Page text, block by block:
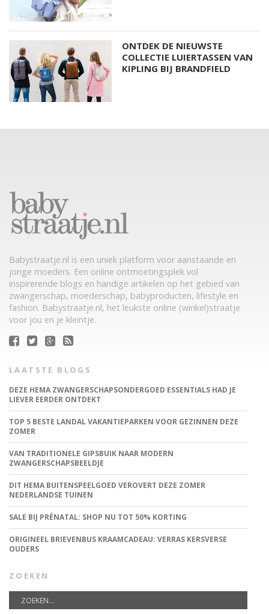
ONTDEK DE NIEUWSTE
COLLECTIE LUIERTASSEN VAN
KIPLING BIJ BRANDFIELD
Babystraatje.nl is een uniek platform voor aanstaande en
jonge moeders. Een online ontmoetingsplek vol
inspirerende blogs en handige artikelen op het gebied van
zwangerschap, moederschap, babyproducten, lifestyle en
fashion. Babystraatje.nl, het leukste online (winkel)straatje
voor jou en je kleintje.
LAATSTE BLOGS
DEZE HEMA ZWANGERSCHAPSONDERGOED ESSENTIALS HAD JE
LIEVER EERDER ONTDEKT
TOP 5 BESTE LANDAL VAKANTIEPARKEN VOOR GEZINNEN DEZE
ZOMER
VAN TRADITIONELE GIPSBUIK NAAR MODERN
ZWANGERSCHAPSBEELDJE
DIT HEMA BUITENSPEELGOED VEROVERT DEZE ZOMER
NEDERLANDSE TUINEN
SALE BIJ PRÉNATAL: SHOP NU TOT 50% KORTING
ORIGINEEL BRIEVENBUS KRAAMCADEAU: VERRAS KERSVERSE
OUDERS
ZOEKEN